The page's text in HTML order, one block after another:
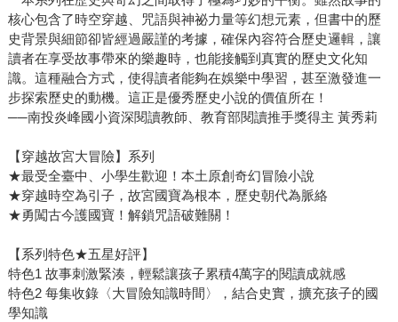
核心包含了時空穿越、咒語與神祕力量等幻想元素，但書中的歷
史背景與細節卻皆經過嚴謹的考據，確保內容符合歷史邏輯，讓
讀者在享受故事帶來的樂趣時，也能接觸到真實的歷史文化知
識。這種融合方式，使得讀者能夠在娛樂中學習，甚至激發進一
步探索歷史的動機。這正是優秀歷史小說的價值所在！
──南投炎峰國小資深閱讀教師、教育部閱讀推手獎得主 黃秀莉
【穿越故宮大冒險】系列
★最受全臺中、小學生歡迎！本土原創奇幻冒險小說
★穿越時空為引子，故宮國寶為根本，歷史朝代為脈絡
★勇闖古今護國寶！解鎖咒語破難關！
【系列特色★五星好評】
特色1 故事刺激緊湊，輕鬆讓孩子累積4萬字的閱讀成就感
特色2 每集收錄〈大冒險知識時間〉，結合史實，擴充孩子的國
學知識